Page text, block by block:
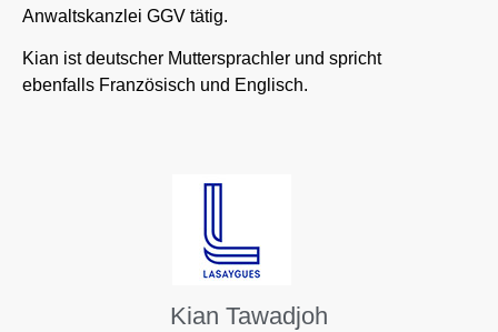
Anwaltskanzlei GGV tätig.
Kian ist deutscher Muttersprachler und spricht
ebenfalls Französisch und Englisch.
Kian Tawadjoh